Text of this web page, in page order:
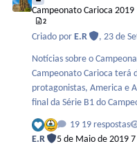
Valen…
Campeonato Carioca 2019
2
Criado porE.R ,23 de
Notícias sobre o Campeonato
Campeonato Carioca terá
protagonistas, America e
final da Série B1 do
garantiram presença na disputa da
após uma vitória do
Coutinho, e com o time
19 respostas
E.R
5 de Maio de 20197